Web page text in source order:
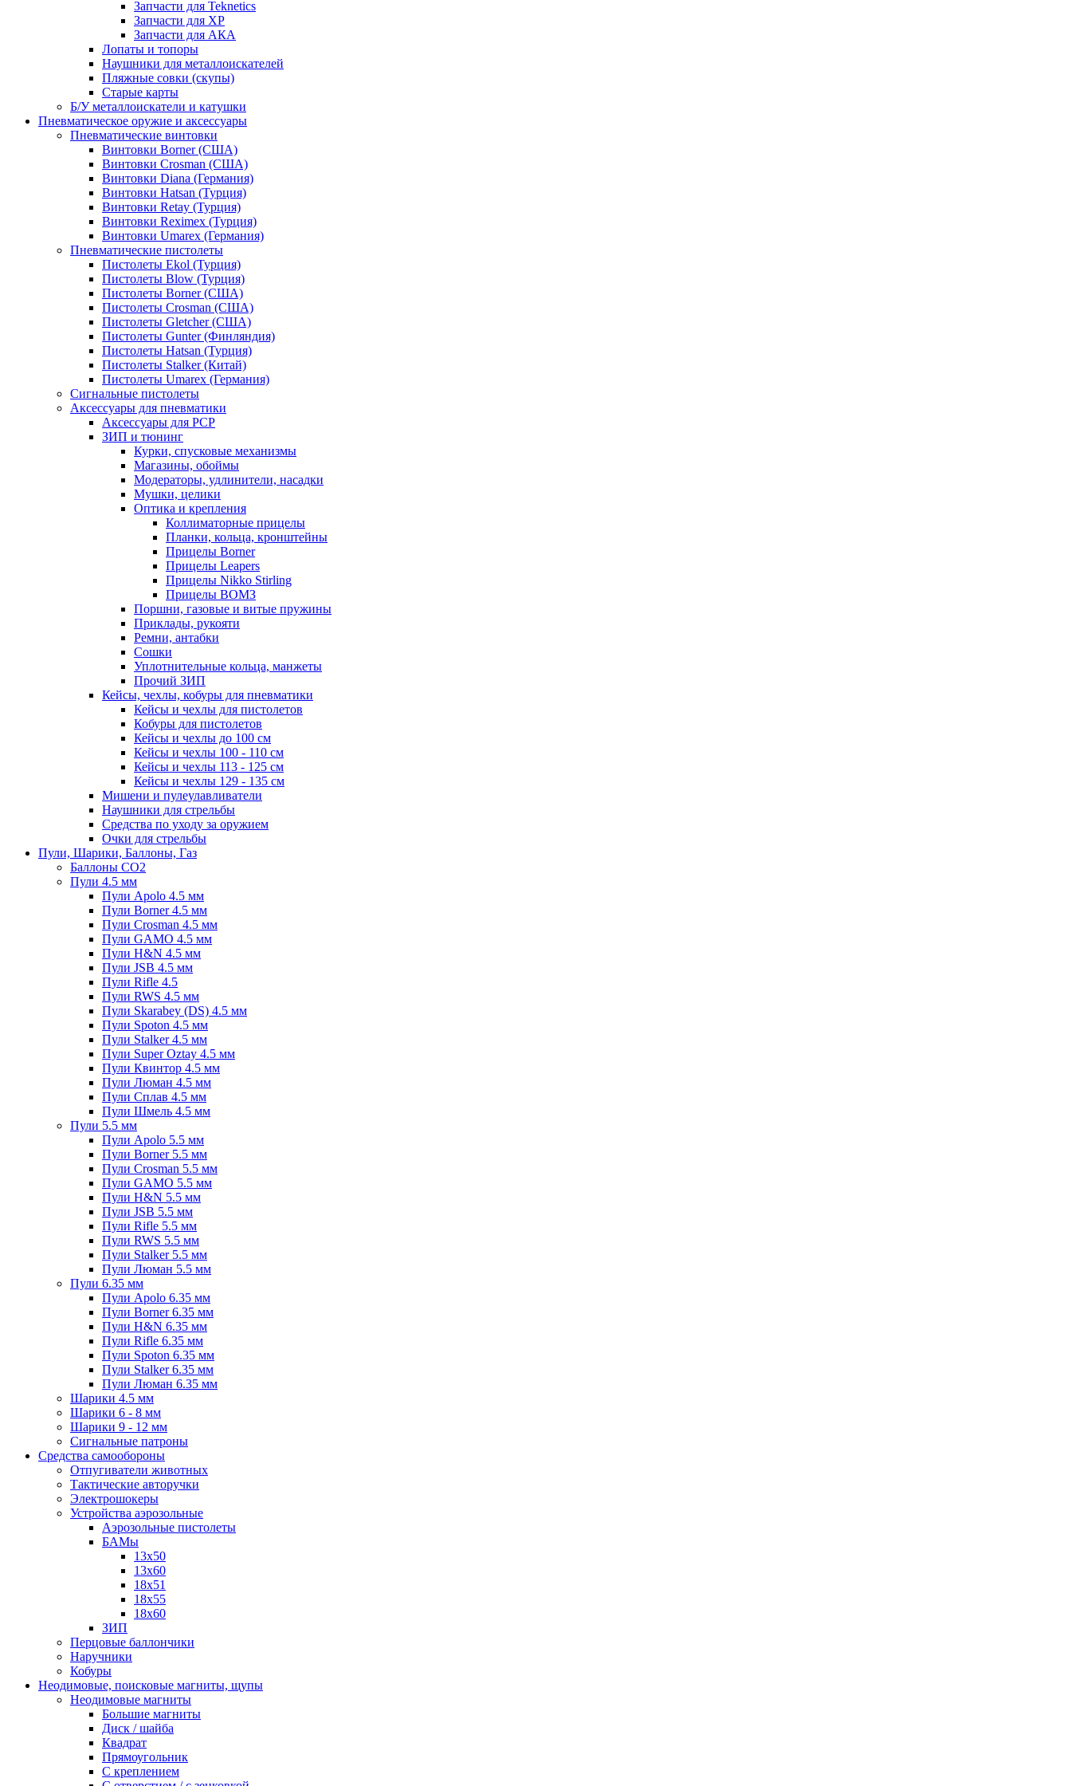
Запчасти для Teknetics
Запчасти для XP
Запчасти для АКА
Лопаты и топоры
Наушники для металлоискателей
Пляжные совки (скупы)
Старые карты
Б/У металлоискатели и катушки
Пневматическое оружие и аксессуары
Пневматические винтовки
Винтовки Borner (США)
Винтовки Crosman (США)
Винтовки Diana (Германия)
Винтовки Hatsan (Турция)
Винтовки Retay (Турция)
Винтовки Reximex (Турция)
Винтовки Umarex (Германия)
Пневматические пистолеты
Пистолеты Ekol (Турция)
Пистолеты Blow (Турция)
Пистолеты Borner (США)
Пистолеты Crosman (США)
Пистолеты Gletcher (США)
Пистолеты Gunter (Финляндия)
Пистолеты Hatsan (Турция)
Пистолеты Stalker (Китай)
Пистолеты Umarex (Германия)
Сигнальные пистолеты
Аксессуары для пневматики
Аксессуары для PCP
ЗИП и тюнинг
Курки, спусковые механизмы
Магазины, обоймы
Модераторы, удлинители, насадки
Мушки, целики
Оптика и крепления
Коллиматорные прицелы
Планки, кольца, кронштейны
Прицелы Borner
Прицелы Leapers
Прицелы Nikko Stirling
Прицелы ВОМЗ
Поршни, газовые и витые пружины
Приклады, рукояти
Ремни, антабки
Сошки
Уплотнительные кольца, манжеты
Прочий ЗИП
Кейсы, чехлы, кобуры для пневматики
Кейсы и чехлы для пистолетов
Кобуры для пистолетов
Кейсы и чехлы до 100 см
Кейсы и чехлы 100 - 110 см
Кейсы и чехлы 113 - 125 см
Кейсы и чехлы 129 - 135 см
Мишени и пулеулавливатели
Наушники для стрельбы
Средства по уходу за оружием
Очки для стрельбы
Пули, Шарики, Баллоны, Газ
Баллоны CO2
Пули 4.5 мм
Пули Apolo 4.5 мм
Пули Borner 4.5 мм
Пули Crosman 4.5 мм
Пули GAMO 4.5 мм
Пули H&N 4.5 мм
Пули JSB 4.5 мм
Пули Rifle 4.5
Пули RWS 4.5 мм
Пули Skarabey (DS) 4.5 мм
Пули Spoton 4.5 мм
Пули Stalker 4.5 мм
Пули Super Oztay 4.5 мм
Пули Квинтор 4.5 мм
Пули Люман 4.5 мм
Пули Сплав 4.5 мм
Пули Шмель 4.5 мм
Пули 5.5 мм
Пули Apolo 5.5 мм
Пули Borner 5.5 мм
Пули Crosman 5.5 мм
Пули GAMO 5.5 мм
Пули H&N 5.5 мм
Пули JSB 5.5 мм
Пули Rifle 5.5 мм
Пули RWS 5.5 мм
Пули Stalker 5.5 мм
Пули Люман 5.5 мм
Пули 6.35 мм
Пули Apolo 6.35 мм
Пули Borner 6.35 мм
Пули H&N 6.35 мм
Пули Rifle 6.35 мм
Пули Spoton 6.35 мм
Пули Stalker 6.35 мм
Пули Люман 6.35 мм
Шарики 4.5 мм
Шарики 6 - 8 мм
Шарики 9 - 12 мм
Сигнальные патроны
Средства самообороны
Отпугиватели животных
Тактические авторучки
Электрошокеры
Устройства аэрозольные
Аэрозольные пистолеты
БАМы
13х50
13х60
18х51
18х55
18х60
ЗИП
Перцовые баллончики
Наручники
Кобуры
Неодимовые, поисковые магниты, щупы
Неодимовые магниты
Большие магниты
Диск / шайба
Квадрат
Прямоугольник
С креплением